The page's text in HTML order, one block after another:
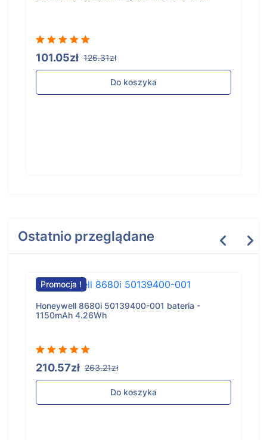
101.05zł 126.31zł
Do koszyka
Ostatnio przeglądane
Promocja !
Honeywell 8680i 50139400-001 bateria -
1150mAh 4.26Wh
210.57zł 263.21zł
Do koszyka